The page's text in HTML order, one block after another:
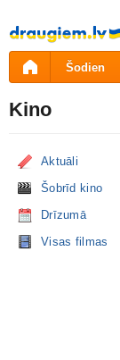
Pāriet
uz
saturu
Šodien
Kino
Aktuāli
Šobrīd kino
Drīzumā
Visas filmas